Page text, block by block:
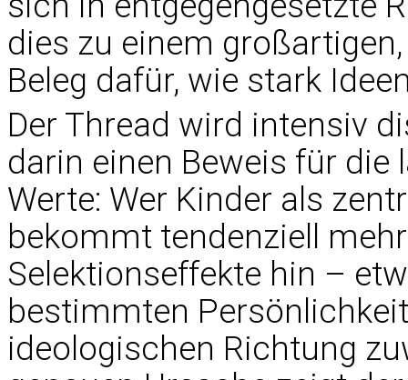
dies zu einem
Beleg dafür, wie stark
Der Thread wird intensiv
darin einen Beweis für
Werte: Wer Kinder als
bekommt tendenziell
Selektionseffekte hin –
bestimmten
ideologischen Richtung